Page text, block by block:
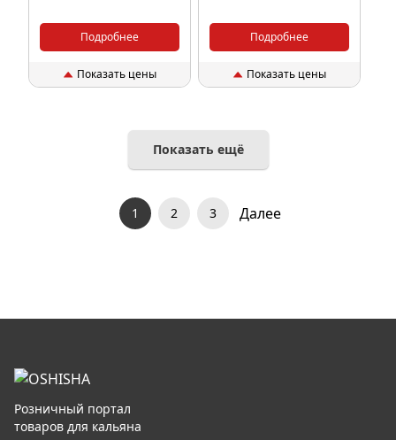
Подробнее
Показать цены
Подробнее
Показать цены
Показать ещё
1 2 3 Далее
Розничный портал
товаров для кальяна